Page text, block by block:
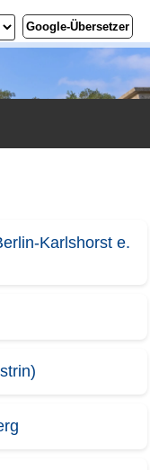
Google-Übersetzer
Karlshorst e.